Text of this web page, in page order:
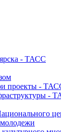
- ТАСС
проекты -
-